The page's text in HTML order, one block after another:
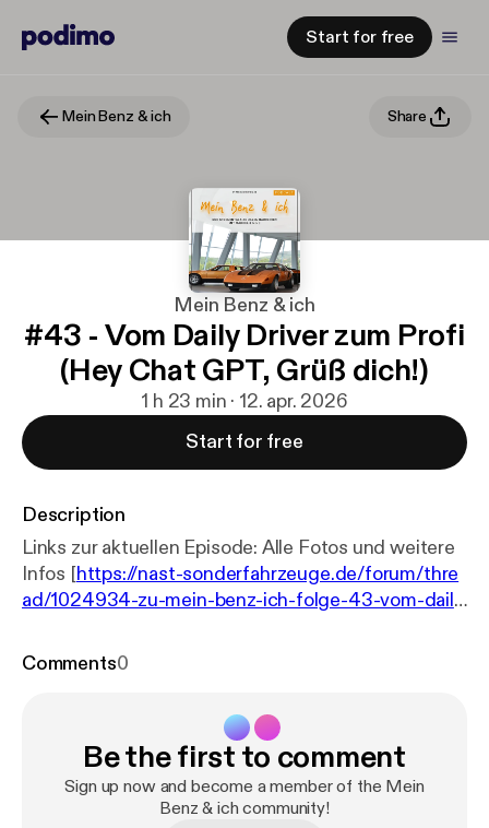
Start for free
Mein Benz & ich Share
Mein Benz & ich
#43 - Vom Daily Driver zum Profi
(Hey Chat GPT, Grüß dich!)
1 h 23 min · 12. apr. 2026
Start for free
Description
Links zur aktuellen Episode: Alle Fotos und weitere
Infos [https://nast-sonderfahrzeuge.de/forum/thre
ad/1024934-zu-mein-benz-ich-folge-43-vom-daily
9F-dich/
] Marcels Webseiten [
Comments0
Be the first to comment
Sign up now and become a member of the Mein
Benz & ich community!